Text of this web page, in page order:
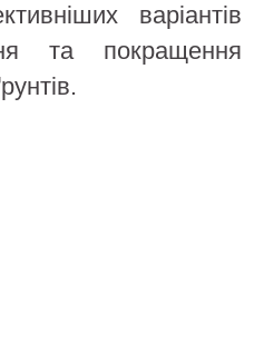
варіантів
та покращення